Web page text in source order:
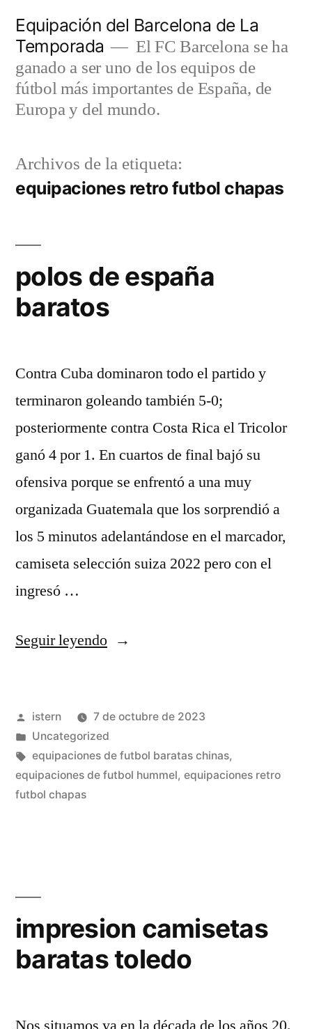
contenido
Equipación del Barcelona de La
Temporada
El FC Barcelona se ha
ganado a ser uno de los equipos de
fútbol más importantes de España, de
Europa y del mundo.
Archivos de la etiqueta:
equipaciones retro futbol chapas
polos de españa
baratos
Contra Cuba dominaron todo el partido y
terminaron goleando también 5-0;
posteriormente contra Costa Rica el Tricolor
ganó 4 por 1. En cuartos de final bajó su
ofensiva porque se enfrentó a una muy
organizada Guatemala que los sorprendió a
los 5 minutos adelantándose en el marcador,
camiseta selección suiza 2022 pero con el
ingresó …
Seguir leyendo«polos
baratos»
Publicado
por
istern
7 de octubre de 2023
Publicado
en
Uncategorized
Etiquetas:
equipaciones de futbol baratas chinas,
equipaciones de futbol hummel, equipaciones retro
futbol chapas
impresion camisetas
baratas toledo